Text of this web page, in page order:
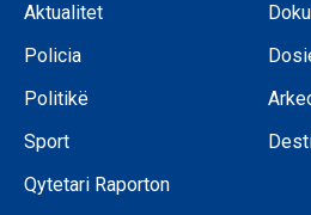
Aktualitet
Policia
Politikë
Sport
Qytetari Raporton